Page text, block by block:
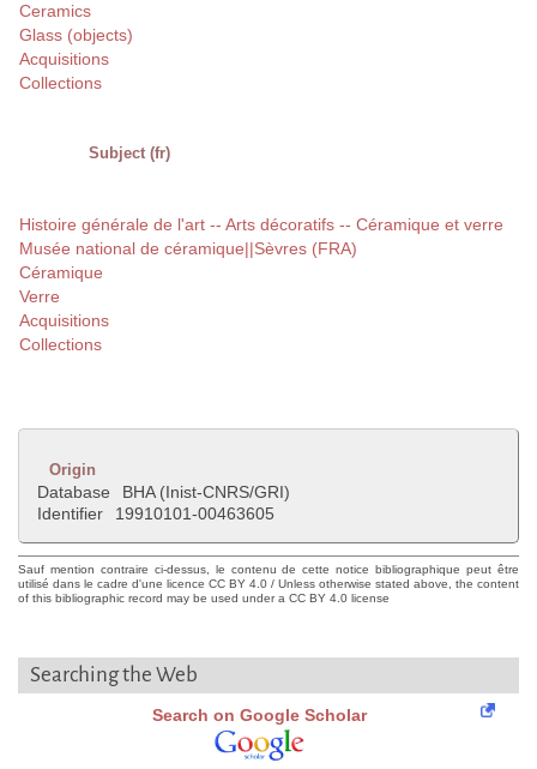
Ceramics
Glass (objects)
Acquisitions
Collections
Subject (fr)
Histoire générale de l'art -- Arts décoratifs -- Céramique et verre
Musée national de céramique||Sèvres (FRA)
Céramique
Verre
Acquisitions
Collections
Origin
Database
BHA (Inist-CNRS/GRI)
Identifier
19910101-00463605
Sauf mention contraire ci-dessus, le contenu de cette notice bibliographique peut être
utilisé dans le cadre d'une licence CC BY 4.0 / Unless otherwise stated above, the content
of this bibliographic record may be used under a CC BY 4.0 license
Searching the Web
Search on Google Scholar